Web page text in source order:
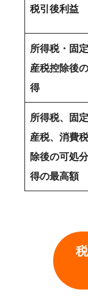
税引後利益
所得税・固
産税控除後
得
所得税、固
産税、消費
除後の可処
得の最高額